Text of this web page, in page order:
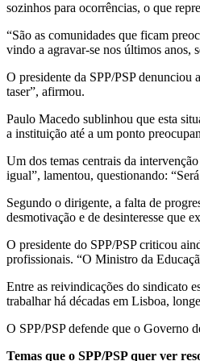
sozinhos para ocorrências, o que
“São as comunidades que ficam
vindo a agravar-se nos últimos anos,
O presidente da SPP/PSP denunciou
taser”, afirmou.
Paulo Macedo sublinhou que esta
a instituição até a um ponto
Um dos temas centrais da
igual”, lamentou, questionando:
Segundo o dirigente, a falta de
desmotivação e de desinteresse que
O presidente do SPP/PSP criticou
profissionais. “O Ministro da
Entre as reivindicações do sindicato
trabalhar há décadas em Lisboa,
O SPP/PSP defende que o Governo
Temas que o SPP/PSP quer ver